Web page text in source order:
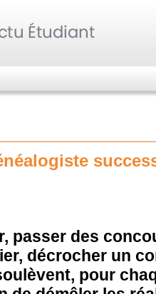
passer des
décrocher un
pour